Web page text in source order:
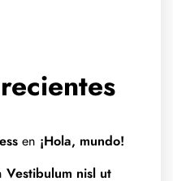
en ¡Hola, mundo!
Vestibulum nisl ut